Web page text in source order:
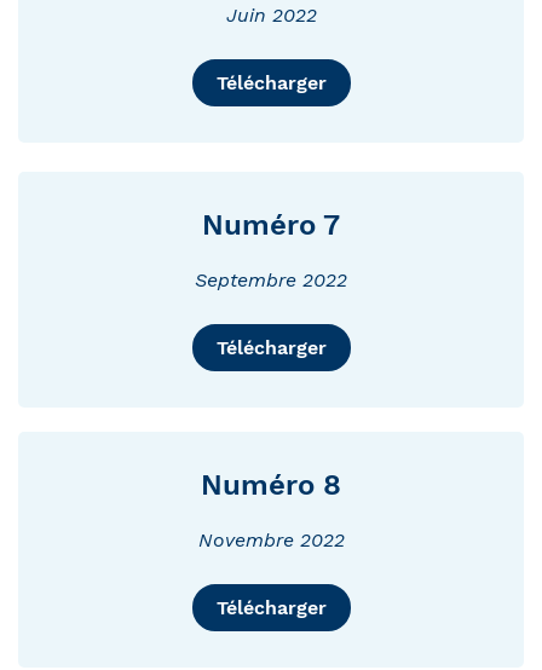
Juin 2022
Télécharger
Numéro 7
Septembre 2022
Télécharger
Numéro 8
Novembre 2022
Télécharger